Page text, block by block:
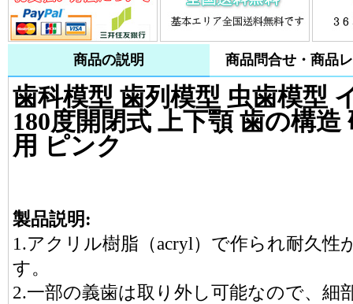
商品の説明 商品問合せ・商品
歯科模型 歯列模型 虫歯模型
180度開閉式 上下顎 歯の構
用 ピンク
製品説明:
1.アクリル樹脂（acryl）で作られ耐久性
す。
2.一部の義歯は取り外し可能なので、細